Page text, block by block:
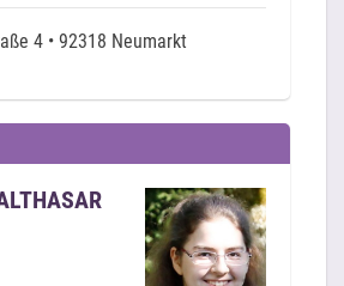
4 • 92318 Neumarkt